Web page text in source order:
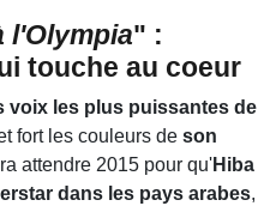
l'Olympia" :
touche au coeur
voix les plus puissantes de
fort les couleurs de son
attendre 2015 pour qu'Hiba
dans les pays arabes,